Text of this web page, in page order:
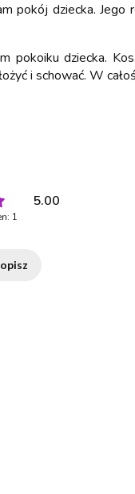
dziecka. Jego
dziecka.
i schować. W
5.00
1